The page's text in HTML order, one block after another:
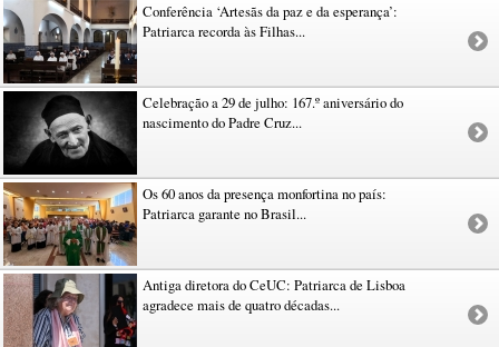
Conferência ‘Artesãs da paz e da esperança’:
Patriarca recorda às Filhas...
Celebração a 29 de julho: 167.º aniversário do
nascimento do Padre Cruz...
Os 60 anos da presença monfortina no país:
Patriarca garante no Brasil...
Antiga diretora do CeUC: Patriarca de Lisboa
agradece mais de quatro décadas...